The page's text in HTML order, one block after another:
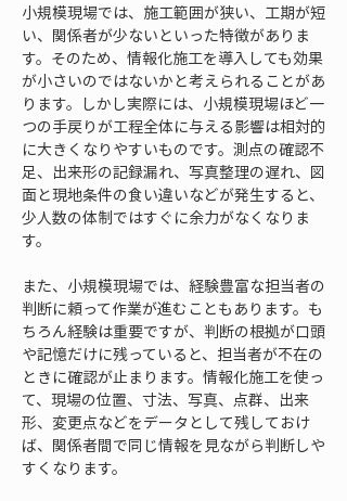
小規模現場では、施工範囲が狭い、工期が短
い、関係者が少ないといった特徴がありま
す。そのため、情報化施工を導入しても効果
が小さいのではないかと考えられることがあ
ります。しかし実際には、小規模現場ほど一
つの手戻りが工程全体に与える影響は相対的
に大きくなりやすいものです。測点の確認不
足、出来形の記録漏れ、写真整理の遅れ、図
面と現地条件の食い違いなどが発生すると、
少人数の体制ではすぐに余力がなくなりま
す。
また、小規模現場では、経験豊富な担当者の
判断に頼って作業が進むこともあります。も
ちろん経験は重要ですが、判断の根拠が口頭
や記憶だけに残っていると、担当者が不在の
ときに確認が止まります。情報化施工を使っ
て、現場の位置、寸法、写真、点群、出来
形、変更点などをデータとして残しておけ
ば、関係者間で同じ情報を見ながら判断しや
すくなります。